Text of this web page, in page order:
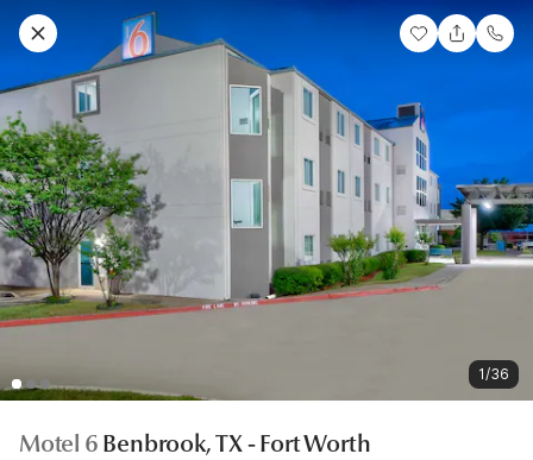
1/36
Motel 6 Benbrook, TX - Fort Worth